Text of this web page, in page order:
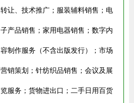
转让、技术推广；服装辅料销售；电
子产品销售；家用电器销售；数字内
容制作服务（不含出版发行）；市场
营销策划；针纺织品销售；会议及展
览服务；货物进出口；二手日用百货